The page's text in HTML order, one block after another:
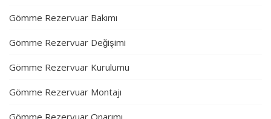
Gömme Rezervuar Bakımı
Gömme Rezervuar Değişimi
Gömme Rezervuar Kurulumu
Gömme Rezervuar Montajı